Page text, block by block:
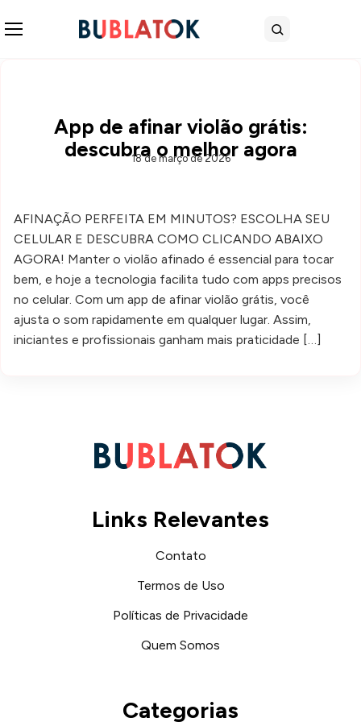
Buscar
App de afinar violão grátis:
descubra o melhor agora
18 de março de 2026
AFINAÇÃO PERFEITA EM MINUTOS? ESCOLHA SEU
CELULAR E DESCUBRA COMO CLICANDO ABAIXO
AGORA! Manter o violão afinado é essencial para tocar
bem, e hoje a tecnologia facilita tudo com apps precisos
no celular. Com um app de afinar violão grátis, você
ajusta o som rapidamente em qualquer lugar. Assim,
iniciantes e profissionais ganham mais praticidade […]
Links Relevantes
Contato
Termos de Uso
Políticas de Privacidade
Quem Somos
Categorias